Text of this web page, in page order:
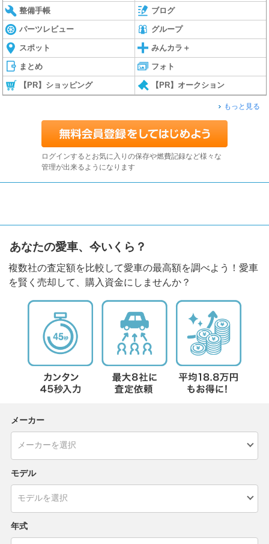
整備手帳 ブログ
パーツレビュー グループ
スポット みんカラ＋
まとめ フォト
【PR】ショッピング 【PR】オークション
もっと見る
ログインするとお気に入りの保存や燃費記録など様々な
管理が出来るようになります
あなたの愛車、今いくら？
複数社の査定額を比較して愛車の最高額を調べよう！愛車
を賢く売却して、購入資金にしませんか？
メーカー
モデル
年式